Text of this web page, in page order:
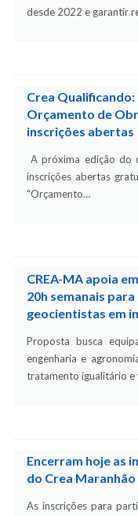
desde 2022 e garantir
Crea
Orçamento de
inscrições abertas
A próxima edição do
inscrições abertas
“Orçamento…
CREA-MA apoia
20h semanais
geocientistas em
Proposta busca
engenharia e
tratamento igualitário e
Encerram hoje as
do Crea Maranhão
As inscrições para